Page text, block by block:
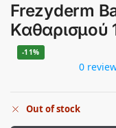
Frezyderm
Καθαρισμού
-11%
0
Out of stock